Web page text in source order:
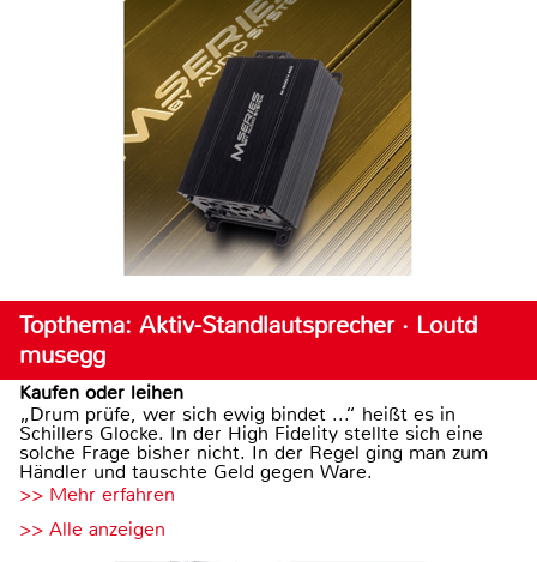
Topthema: Aktiv-Standlautsprecher · Loutd
musegg
Kaufen oder leihen
„Drum prüfe, wer sich ewig bindet ...“ heißt es in
Schillers Glocke. In der High Fidelity stellte sich eine
solche Frage bisher nicht. In der Regel ging man zum
Händler und tauschte Geld gegen Ware.
>> Mehr erfahren
>> Alle anzeigen